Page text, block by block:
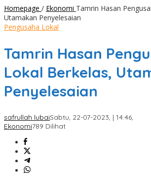
Homepage / Ekonomi Tamrin Hasan
Utamakan Penyelesaian
Pengusaha Lokal
Tamrin Hasan
Lokal Berkelas,
Penyelesaian
safrullah lubaiSabtu, 22-07-2023, | 14:46,
Ekonomi789 Dilihat